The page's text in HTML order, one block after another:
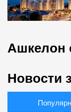
Ашкелон
Новости